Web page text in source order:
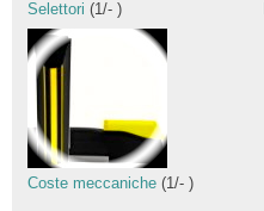
Selettori (1/- )
Coste meccaniche (1/- )